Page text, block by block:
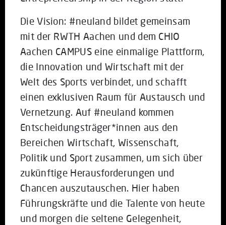
Die Vision: #neuland bildet gemeinsam
mit der RWTH Aachen und dem CHIO
Aachen CAMPUS eine einmalige Plattform,
die Innovation und Wirtschaft mit der
Welt des Sports verbindet, und schafft
einen exklusiven Raum für Austausch und
Vernetzung. Auf #neuland kommen
Entscheidungsträger*innen aus den
Bereichen Wirtschaft, Wissenschaft,
Politik und Sport zusammen, um sich über
zukünftige Herausforderungen und
Chancen auszutauschen. Hier haben
Führungskräfte und die Talente von heute
und morgen die seltene Gelegenheit,